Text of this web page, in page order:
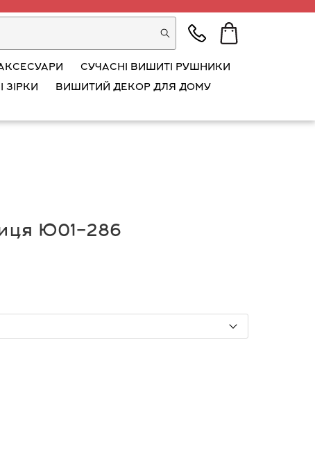
СУЧАСНІ ВИШИТІ РУШНИКИ
ЗІРКИ
ВИШИТИЙ ДЕКОР ДЛЯ ДОМУ
Ю01-286